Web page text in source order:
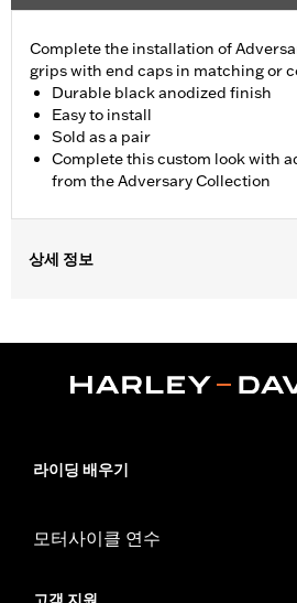
Complete the installation of
grips with end caps in matching or
Durable black anodized finish
Easy to install
Sold as a pair
Complete this custom look with
from the Adversary Collection
상세 정보
Installation Instructions
In the Box:End caps and installation
라이딩 배우기
모터사이클 연수